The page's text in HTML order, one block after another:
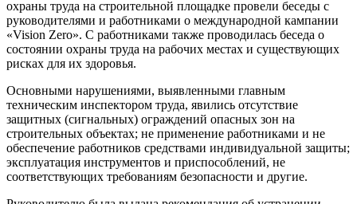
охраны труда на строительной площадке провели беседы с
руководителями и работниками о международной кампании
«Vision Zero». С работниками также проводилась беседа о
состоянии охраны труда на рабочих местах и существующих
рисках для их здоровья.
Основными нарушениями, выявленными главным
техническим инспектором труда, явились отсутствие
защитных (сигнальных) ограждений опасных зон на
строительных объектах; не применение работниками и не
обеспечение работников средствами индивидуальной защиты;
эксплуатация инструментов и приспособлений, не
соответствующих требованиям безопасности и другие.